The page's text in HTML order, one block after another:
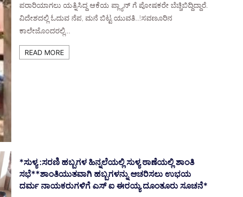
ಪರಾರಿಯಾಗಲು‌ ಯತ್ನಿಸಿದ್ದ ಆಕೆಯ ಪ್ಲ್ಯಾನ್ ಗೆ ಪೋಷಕರೇ ಬೆಚ್ಚಿಬಿದ್ದಿದ್ದಾರೆ.
ವಿದೇಶದಲ್ಲಿ ಓದುವ ನೆಪ, ಮನೆ ಬಿಟ್ಟ ಯುವತಿ..!ಸವಣೂರಿನ
ಕಾಲೇಜೊಂದರಲ್ಲಿ…
READ MORE
*ಸುಳ್ಯ :ಸರಣಿ ಹಬ್ಬಗಳ ಹಿನ್ನಲೆಯಲ್ಲಿ ಸುಳ್ಯ ಠಾಣೆಯಲ್ಲಿ ಶಾಂತಿ
ಸಭೆ**ಶಾಂತಿಯುತವಾಗಿ ಹಬ್ಬಗಳನ್ನು ಆಚರಿಸಲು ಉಭಯ
ದರ್ಮ ನಾಯಕರುಗಳಿಗೆ ಎಸ್ ಐ ಈರಯ್ಯ ದೂಂತೂರು ಸೂಚನೆ*